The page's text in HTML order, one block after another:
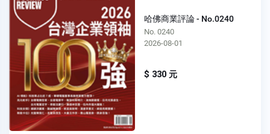
哈佛商業評論 - No.0240
No. 0240
2026-08-01
$ 330 元